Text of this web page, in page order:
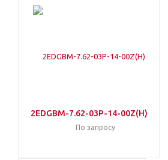
2EDGBM-7.62-03P-14-00Z(H)
По запросу